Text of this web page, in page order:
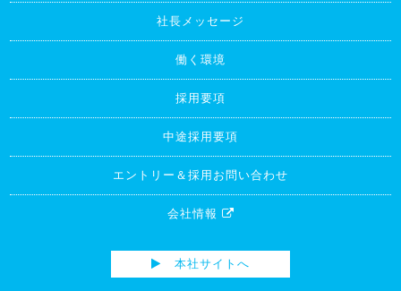
社長メッセージ
働く環境
採用要項
中途採用要項
エントリー＆採用お問い合わせ
会社情報
本社サイトへ